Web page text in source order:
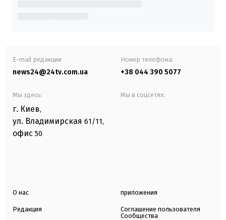
E-mail редакции
news24@24tv.com.ua
Номер телефона:
+38 044 390 5077
Мы здесь:
г. Киев,
ул. Владимирская 61/11,
офис 50
Мы в соцсетях:
О нас
Редакция
приложения
Соглашение пользователя
Сообщества